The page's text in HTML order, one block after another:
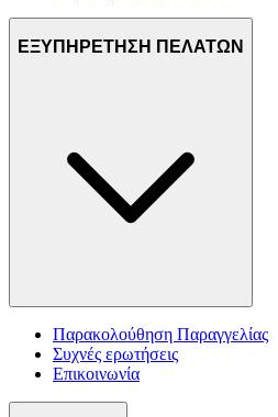
ΕΞΥΠΗΡΕΤΗΣΗ ΠΕΛΑΤΩΝ
Παρακολούθηση Παραγγελίας
Συχνές ερωτήσεις
Επικοινωνία